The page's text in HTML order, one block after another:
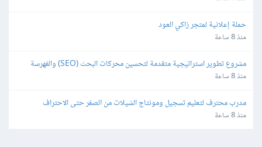
حملة إعلانية لمتجر زاكي العود
منذ 8 ساعة
(Indexing)منذ 8 ساعة
مدرب محترف لتعليم تسجيل ومونتاج الشيلات من الصفر حتى الاحتراف
منذ 8 ساعة